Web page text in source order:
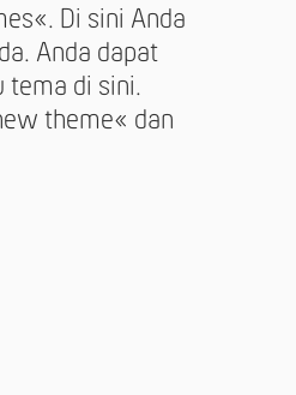
Di sini Anda
Anda dapat
tema di sini.
theme« dan